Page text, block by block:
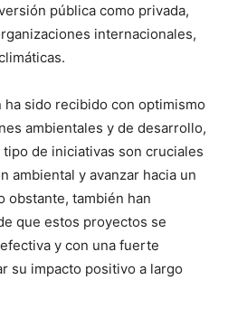
pública como privada,
internacionales,
sido recibido con optimismo
ambientales y de desarrollo,
de iniciativas son cruciales
ambiental y avanzar hacia un
obstante, también han
que estos proyectos se
y con una fuerte
su impacto positivo a largo